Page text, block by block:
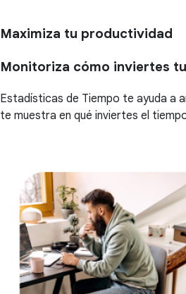
Maximiza tu productividad
Monitoriza cómo inviertes
Estadísticas de Tiempo te ayuda a
te muestra en qué inviertes el